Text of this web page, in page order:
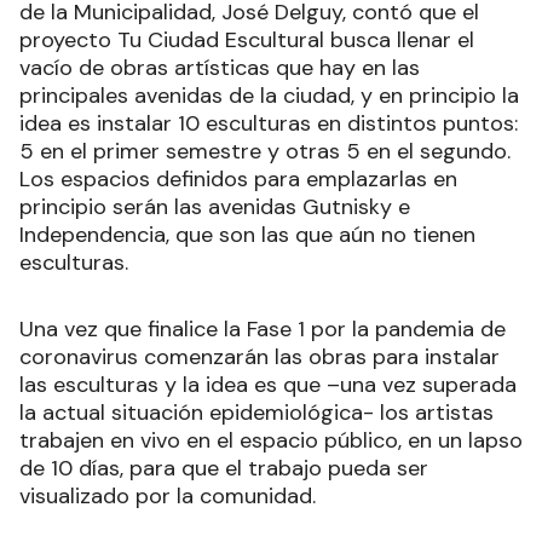
de la Municipalidad, José Delguy, contó que el
proyecto Tu Ciudad Escultural busca llenar el
vacío de obras artísticas que hay en las
principales avenidas de la ciudad, y en principio la
idea es instalar 10 esculturas en distintos puntos:
5 en el primer semestre y otras 5 en el segundo.
Los espacios definidos para emplazarlas en
principio serán las avenidas Gutnisky e
Independencia, que son las que aún no tienen
esculturas.
Una vez que finalice la Fase 1 por la pandemia de
coronavirus comenzarán las obras para instalar
las esculturas y la idea es que –una vez superada
la actual situación epidemiológica- los artistas
trabajen en vivo en el espacio público, en un lapso
de 10 días, para que el trabajo pueda ser
visualizado por la comunidad.